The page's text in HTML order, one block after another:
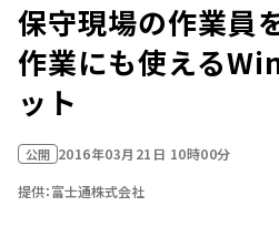
保守現場の作業員
作業にも使える
ット
公開 2016年03月21日 10時00分
提供：富士通株式会社